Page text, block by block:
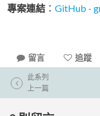
專案連結 ： GitHub -
留言 追蹤
此系列
上一篇